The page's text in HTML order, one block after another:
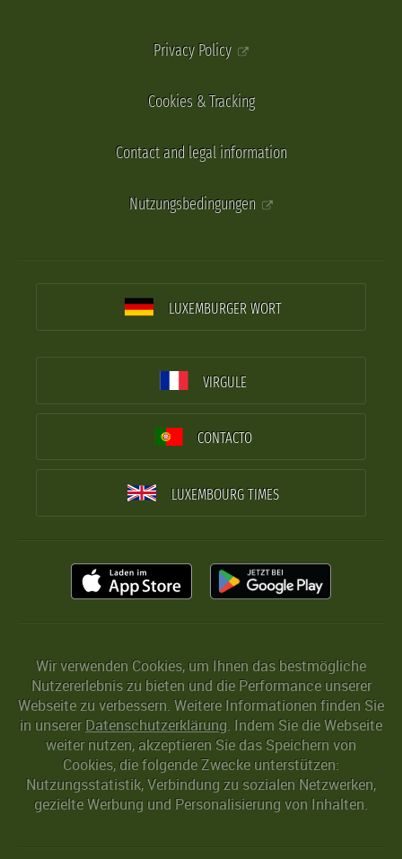
Privacy Policy
Cookies & Tracking
Contact and legal information
Nutzungsbedingungen
LUXEMBURGER WORT
VIRGULE
CONTACTO
LUXEMBOURG TIMES
Wir verwenden Cookies, um Ihnen das bestmögliche
Nutzererlebnis zu bieten und die Performance unserer
Webseite zu verbessern. Weitere Informationen finden Sie
in unserer Datenschutzerklärung. Indem Sie die Webseite
weiter nutzen, akzeptieren Sie das Speichern von
Cookies, die folgende Zwecke unterstützen:
Nutzungsstatistik, Verbindung zu sozialen Netzwerken,
gezielte Werbung und Personalisierung von Inhalten.